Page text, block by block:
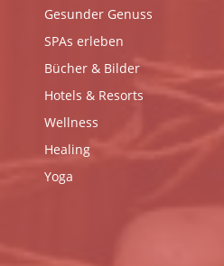
Gesunder Genuss
SPAs erleben
Bücher & Bilder
Hotels & Resorts
Wellness
Healing
Yoga